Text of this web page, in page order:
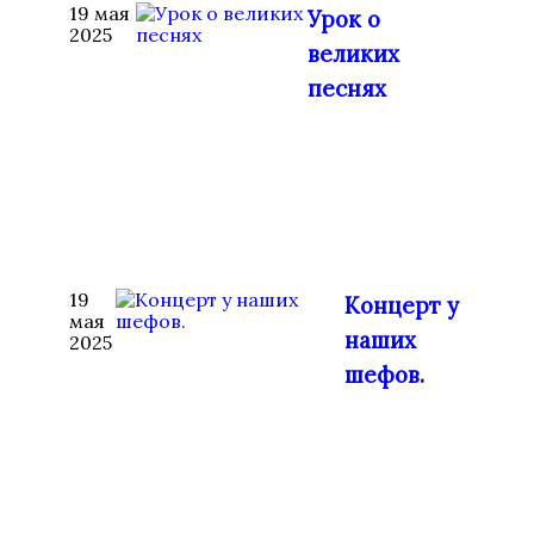
19 мая
2025
Урок о
великих
песнях
19
мая
2025
Концерт у
наших
шефов.